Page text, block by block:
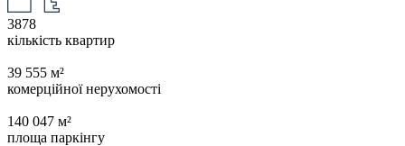
3878
кількість квартир
39 555 м²
комерційної нерухомості
140 047 м²
площа паркінгу